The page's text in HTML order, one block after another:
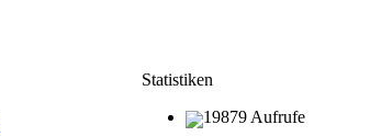
Statistiken
19879 Aufrufe